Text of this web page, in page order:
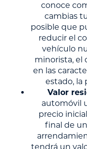
conoce
cambias
posible que
reducir el
vehículo
minorista, el
en las
estado, la
Valor
automóvil
precio
final de
tendrá un